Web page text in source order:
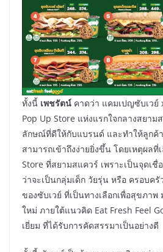
ทั้งนี้ เพชรัตน์ คาดว่า แคมเปญซับเวย์
Pop Up Store แห่งแรกใจกลางสยาม
ลักษณ์ที่ดีให้กับแบรนด์ และทำให้ลูกค้
สามารถเข้าถึงง่ายยิ่งขึ้น โดยเหตุผลที่
Store ที่สยามสแควร์ เพราะเป็นจุดเชื่
ว่าจะเป็นกลุ่มเด็ก วัยรุ่น หรือ ครอบค
ของซับเวย์ ที่เป็นทางเลือกเพื่อสุขภาพ
ใหม่ ภายใต้แนวคิด Eat Fresh Feel
เยี่ยม ที่ได้รับการคัดสรรมาเป็นอย่างดี